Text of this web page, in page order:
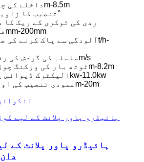
داخلے کی چوڑائی: 2m-8.5m
تنصیب کا زاویہ: 60°-90°
ردی کی ٹوکری کے ریک کا
فاصلہ: 20mm-200mm
سلسلہ کی گردش کی رفتار: 0.1m/s
ٹوتھ بار کی ورکنگ چوڑائی: 1.7m-8.2m
الیکٹرک ڈیوائس پاور: 1.5kw-11.0kw
عمودی تنصیب کی اونچائی: 3m-20m
ہائیڈرو پاور پلانٹ کے